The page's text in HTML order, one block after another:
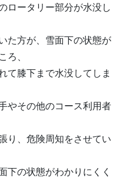
ロータリー部分が水没し
た方が、雪面下の状態が
ろ、
て膝下まで水没してしま
やその他のコース利用者
り、危険周知をさせてい
下の状態がわかりにくく